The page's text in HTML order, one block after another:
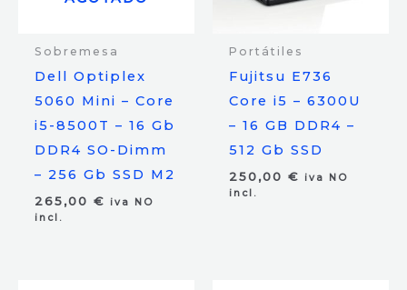
Sobremesa
Dell Optiplex
5060 Mini – Core
i5-8500T – 16 Gb
DDR4 SO-Dimm
– 256 Gb SSD M2
265,00 €
iva NO
incl.
Portátiles
Fujitsu E736
Core i5 – 6300U
– 16 GB DDR4 –
512 Gb SSD
250,00 €
iva NO
incl.